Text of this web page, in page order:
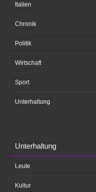
Italien
Chronik
Politik
Wirtschaft
Sport
Unterhaltung
Unterhaltung
Leute
Kultur